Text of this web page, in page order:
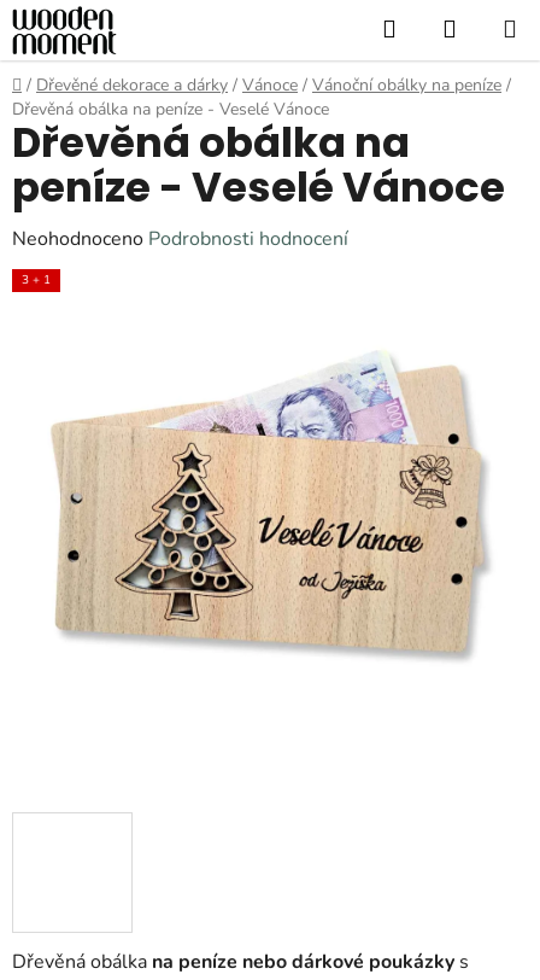
Přejít
na
obsah
Hledat
KOŠÍK
Domů
/ Dřevěné dekorace a dárky / Vánoce / Vánoční obálky na peníze /
Dřevěná obálka na peníze - Veselé Vánoce
Dřevěná obálka na peníze nebo dárkové poukázky s
Dřevěná obálka na
peníze - Veselé Vánoce
Průměrné
hodnocení
hvězdiček.
Neohodnoceno Podrobnosti hodnocení
3 + 1